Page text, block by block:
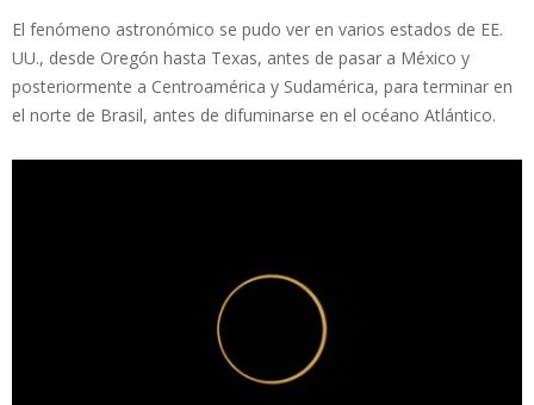
El fenómeno astronómico se pudo ver en varios estados de EE.
UU., desde Oregón hasta Texas, antes de pasar a México y
posteriormente a Centroamérica y Sudamérica, para terminar en
el norte de Brasil, antes de difuminarse en el océano Atlántico.